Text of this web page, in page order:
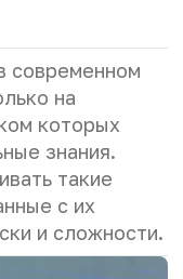
современном
на
которых
знания.
такие
с их
и сложности.